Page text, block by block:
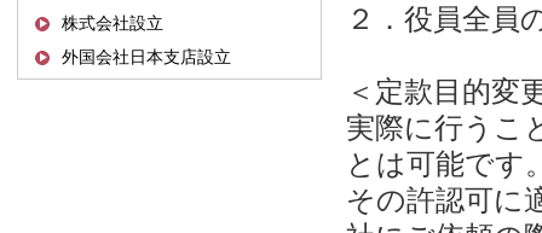
株式会社設立
外国会社日本支店設立
２．役員全員
＜定款目的変
実際に行うこ
とは可能です
その許認可に